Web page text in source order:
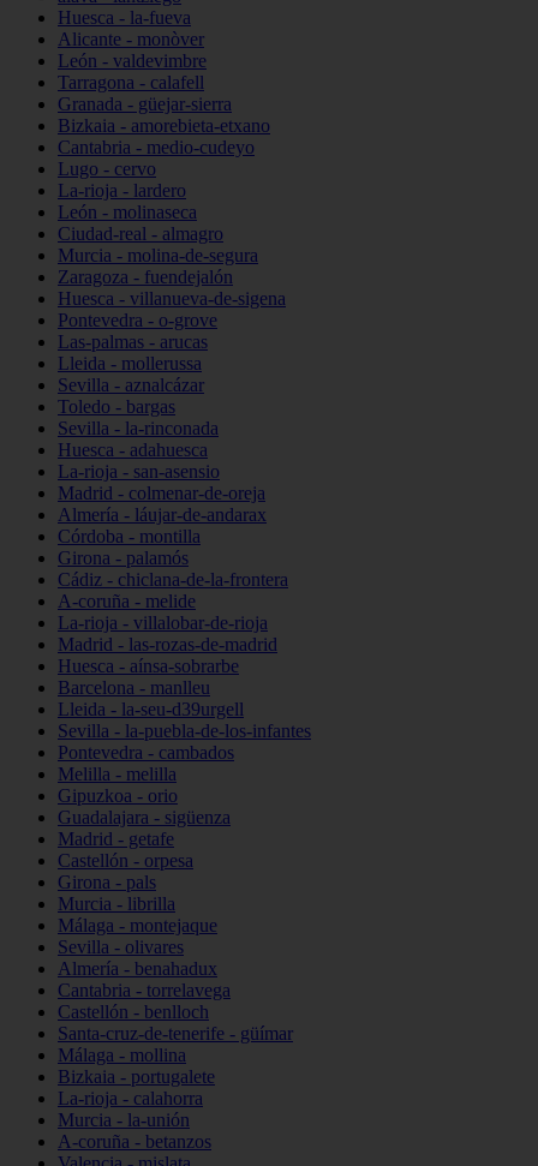
Huesca - la-fueva
Alicante - monòver
León - valdevimbre
Tarragona - calafell
Granada - güejar-sierra
Bizkaia - amorebieta-etxano
Cantabria - medio-cudeyo
Lugo - cervo
La-rioja - lardero
León - molinaseca
Ciudad-real - almagro
Murcia - molina-de-segura
Zaragoza - fuendejalón
Huesca - villanueva-de-sigena
Pontevedra - o-grove
Las-palmas - arucas
Lleida - mollerussa
Sevilla - aznalcázar
Toledo - bargas
Sevilla - la-rinconada
Huesca - adahuesca
La-rioja - san-asensio
Madrid - colmenar-de-oreja
Almería - láujar-de-andarax
Córdoba - montilla
Girona - palamós
Cádiz - chiclana-de-la-frontera
A-coruña - melide
La-rioja - villalobar-de-rioja
Madrid - las-rozas-de-madrid
Huesca - aínsa-sobrarbe
Barcelona - manlleu
Lleida - la-seu-d39urgell
Sevilla - la-puebla-de-los-infantes
Pontevedra - cambados
Melilla - melilla
Gipuzkoa - orio
Guadalajara - sigüenza
Madrid - getafe
Castellón - orpesa
Girona - pals
Murcia - librilla
Málaga - montejaque
Sevilla - olivares
Almería - benahadux
Cantabria - torrelavega
Castellón - benlloch
Santa-cruz-de-tenerife - güímar
Málaga - mollina
Bizkaia - portugalete
La-rioja - calahorra
Murcia - la-unión
A-coruña - betanzos